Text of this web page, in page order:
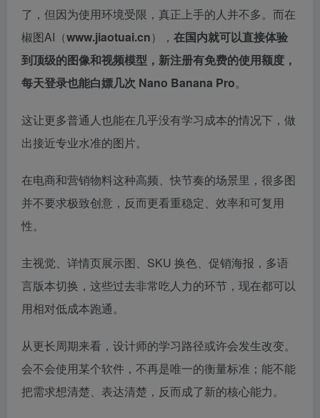
了，但因为使用环境受限，真正上手的人并不多。而在
椒图AI（www.jiaotuai.cn）， 在国内就可以直接体验
到顶级的图像和视频模型，新注册有免费的使用额度，
每天登录也能白嫖几次 Nano Banana Pro。
这让更多普通人也能在几乎没有学习成本的情况下，做
出接近专业水准的图片。
在电商和营销物料这种高频、快节奏的场景里，很多图
并不要求极致创意，反而更看重稳定、效率和可复用
性。
主视觉、详情页展示图、SKU 换色、促销海报，多语
言版本切换，这些过去非常吃人力的环节，现在都可以
用相对低成本跑通。
从更长周期来看，设计师的学习路径或许会发生改变。
会不会使用某个软件，不再是唯一的衡量标准；能不能
把需求想清楚、表达清楚，反而成了新的核心能力。